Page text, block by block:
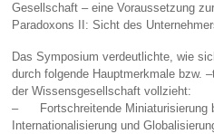
Gesellschaft – eine Vorausset­zung
Paradoxons II: Sicht des
Das Symposium verdeutlichte, wie
durch folgende Hauptmerkmale bzw.
der Wissensgesellschaft vollzieht:
– Fortschreitende Miniaturisierung
Internationalisierung und